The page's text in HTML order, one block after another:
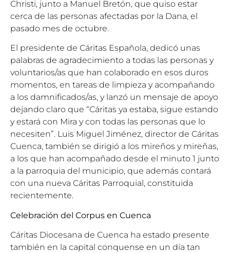
Christi, junto a Manuel Bretón, que quiso estar
cerca de las personas afectadas por la Dana, el
pasado mes de octubre.
El presidente de Cáritas Española, dedicó unas
palabras de agradecimiento a todas las personas y
voluntarios/as que han colaborado en esos duros
momentos, en tareas de limpieza y acompañando
a los damnificados/as, y lanzó un mensaje de apoyo
dejando claro que “Cáritas ya estaba, sigue estando
y estará con Mira y con todas las personas que lo
necesiten”. Luis Miguel Jiménez, director de Cáritas
Cuenca, también se dirigió a los mireños y mireñas,
a los que han acompañado desde el minuto 1 junto
a la parroquia del municipio, que además contará
con una nueva Cáritas Parroquial, constituida
recientemente.
Celebración del Corpus en Cuenca
Cáritas Diocesana de Cuenca ha estado presente
también en la capital conquense en un día tan